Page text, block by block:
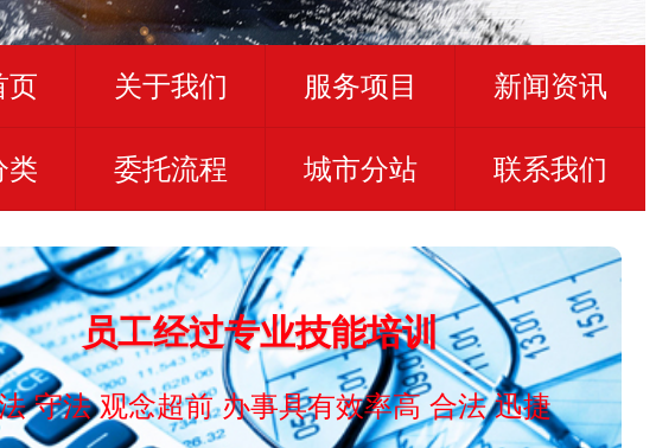
页 关于我们 服务项目 新闻资讯
类 委托流程 城市分站 联系我们
员工经过专业技能培训
守法 观念超前 办事具有效率高 合法 迅捷